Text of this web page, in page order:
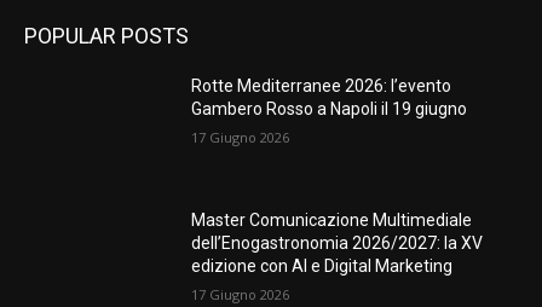
POPULAR POSTS
Rotte Mediterranee 2026: l’evento
Gambero Rosso a Napoli il 19 giugno
17 Giugno 2026
Master Comunicazione Multimediale
dell’Enogastronomia 2026/2027: la XV
edizione con AI e Digital Marketing
17 Giugno 2026